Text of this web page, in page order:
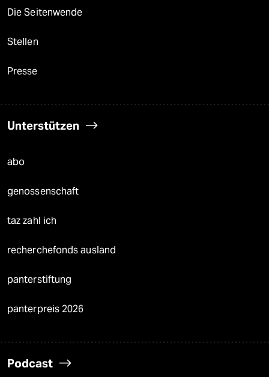
Die Seitenwende
Stellen
Presse
Unterstützen
abo
genossenschaft
taz zahl ich
recherchefonds ausland
panterstiftung
panterpreis 2026
Podcast